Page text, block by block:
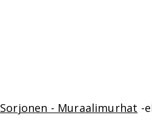
Sorjonen - Muraalimurhat -